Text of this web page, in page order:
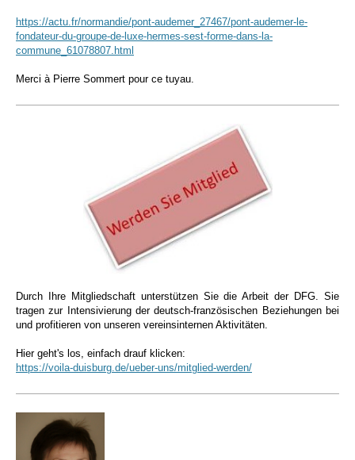
https://actu.fr/normandie/pont-audemer_27467/pont-audemer-le-
fondateur-du-groupe-de-luxe-hermes-sest-forme-dans-la-
commune_61078807.html
Merci à Pierre Sommert pour ce tuyau.
Durch Ihre Mitgliedschaft unterstützen Sie die Arbeit der DFG. Sie
tragen zur Intensivierung der deutsch-französischen Beziehungen bei
und profitieren von unseren vereinsinternen Aktivitäten.
Hier geht's los, einfach drauf klicken:
https://voila-duisburg.de/ueber-uns/mitglied-werden/